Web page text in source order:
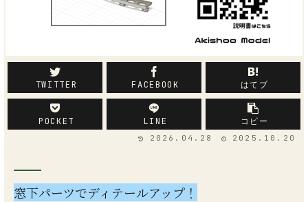
TWITTER FACEBOOK はてブ
POCKET LINE コピー
2026.04.28 2025.10.20
窓下パーツでディテールアップ！